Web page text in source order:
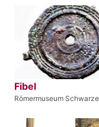
Fibel
Römermuseum